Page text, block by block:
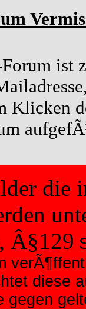
Klicken
die
, Â§129
diese